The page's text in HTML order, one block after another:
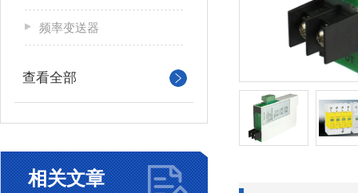
频率变送器
查看全部
相关文章